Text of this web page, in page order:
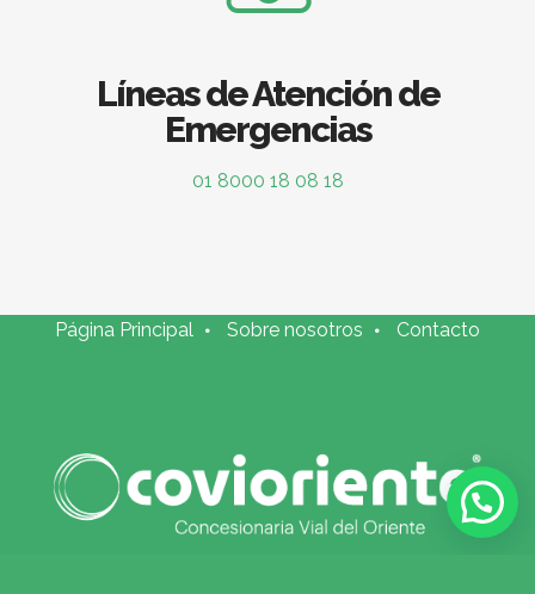
Líneas de Atención de
Emergencias
01 8000 18 08 18
Página Principal Sobre nosotros Contacto